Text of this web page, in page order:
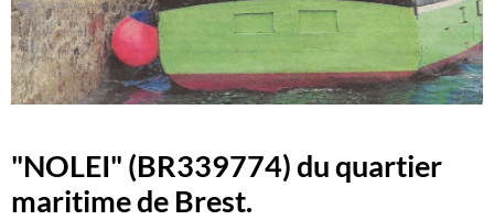
"NOLEI" (BR339774) du quartier
maritime de Brest.